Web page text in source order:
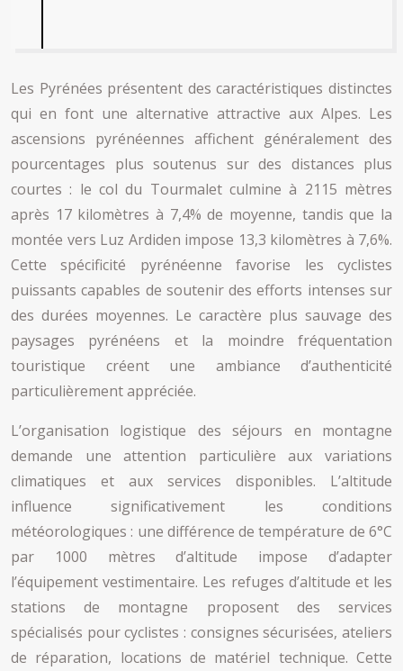
Les Pyrénées présentent des caractéristiques distinctes
qui en font une alternative attractive aux Alpes. Les
ascensions pyrénéennes affichent généralement des
pourcentages plus soutenus sur des distances plus
courtes : le col du Tourmalet culmine à 2115 mètres
après 17 kilomètres à 7,4% de moyenne, tandis que la
montée vers Luz Ardiden impose 13,3 kilomètres à 7,6%.
Cette spécificité pyrénéenne favorise les cyclistes
puissants capables de soutenir des efforts intenses sur
des durées moyennes. Le caractère plus sauvage des
paysages pyrénéens et la moindre fréquentation
touristique créent une ambiance d’authenticité
particulièrement appréciée.
L’organisation logistique des séjours en montagne
demande une attention particulière aux variations
climatiques et aux services disponibles. L’altitude
influence significativement les conditions
météorologiques : une différence de température de 6°C
par 1000 mètres d’altitude impose d’adapter
l’équipement vestimentaire. Les refuges d’altitude et les
stations de montagne proposent des services
spécialisés pour cyclistes : consignes sécurisées, ateliers
de réparation, locations de matériel technique. Cette